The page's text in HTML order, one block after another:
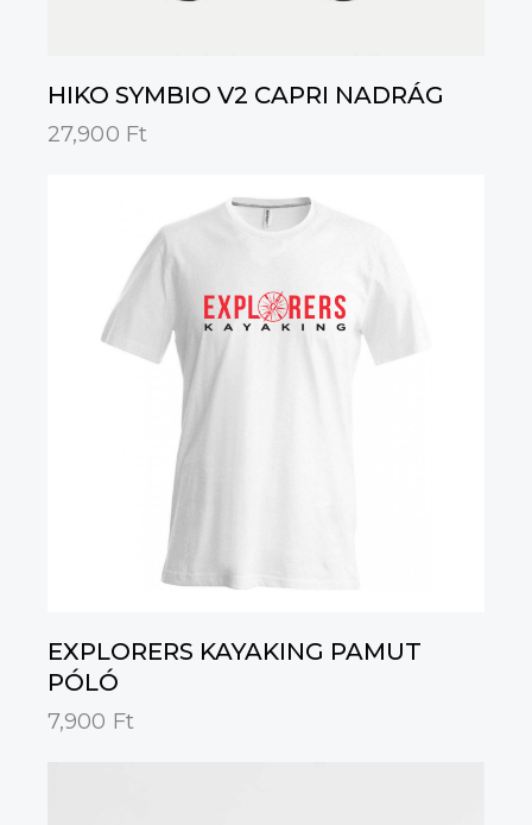
HIKO SYMBIO V2 CAPRI NADRÁG
27,900 Ft
EXPLORERS KAYAKING PAMUT
PÓLÓ
7,900 Ft